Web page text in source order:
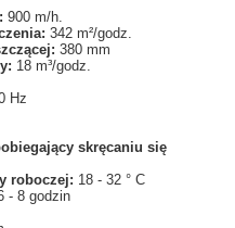
900 m/h.
342 m²/godz.
380 mm
18 m³/godz.
Hz
skręcaniu się
roboczej: 18 - 32 ° C
- 8 godzin